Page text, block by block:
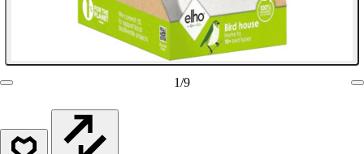
1/9